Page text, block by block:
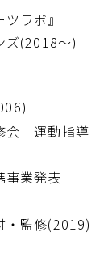
ラボ』
ズ(2018～)
会 運動指導
業発表
・監修(2019)